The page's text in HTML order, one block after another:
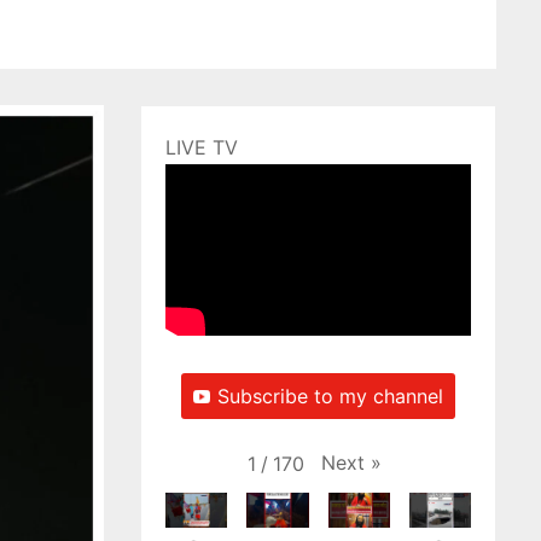
LIVE TV
Subscribe to my channel
1 / 170 Next »